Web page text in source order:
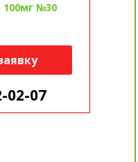
100мг №30
02-07